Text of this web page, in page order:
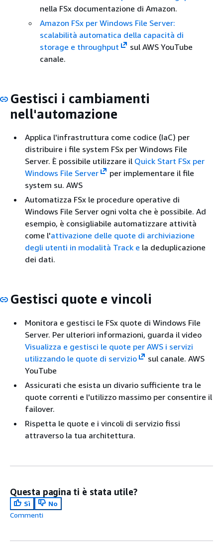
nella FSx documentazione di Amazon.
Amazon FSx per Windows File Server:
scalabilità automatica della capacità di
storage e throughput
sul AWS YouTube
canale.
Gestisci i cambiamenti
nell'automazione
Applica l'infrastruttura come codice (IaC) per
distribuire i file system FSx per Windows File
Server. È possibile utilizzare il Quick Start FSx per
Windows File Server
per implementare il file
system su. AWS
Automatizza FSx le procedure operative di
Windows File Server ogni volta che è possibile. Ad
esempio, è consigliabile automatizzare attività
come l'attivazione delle quote di archiviazione
degli utenti in modalità Track e la deduplicazione
dei dati.
Gestisci quote e vincoli
Monitora e gestisci le FSx quote di Windows File
Server. Per ulteriori informazioni, guarda il video
Visualizza e gestisci le quote per AWS i servizi
utilizzando le quote di servizio
sul canale. AWS
YouTube
Assicurati che esista un divario sufficiente tra le
quote correnti e l'utilizzo massimo per consentire il
failover.
Rispetta le quote e i vincoli di servizio fissi
attraverso la tua architettura.
Questa pagina ti è stata utile?
Sì
No
Commenti